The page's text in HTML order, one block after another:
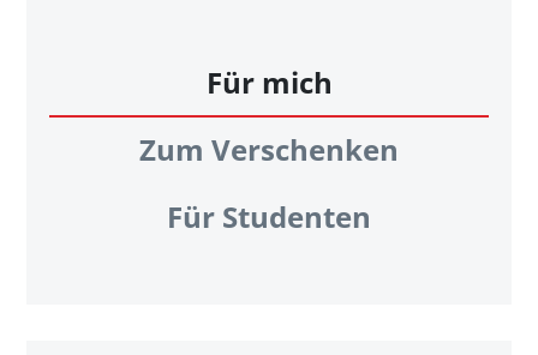
Für mich
Zum Verschenken
Für Studenten